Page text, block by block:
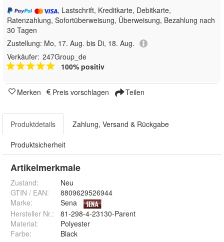
, Lastschrift, Kreditkarte, Debitkarte,
Ratenzahlung, Sofortüberweisung, Überweisung, Bezahlung nach
30 Tagen
Zustellung: Mo, 17. Aug. bis Di, 18. Aug.
Verkäufer: 247Group_de
100% positiv
Merken Preis vorschlagen Teilen
Produktdetails Zahlung, Versand & Rückgabe
Produktsicherheit
Artikelmerkmale
Zustand:
Neu
GTIN / EAN:
8809629526944
Marke:
Sena
Hersteller Nr.:
81-298-4-23130-Parent
Material:
Polyester
Farbe: Black